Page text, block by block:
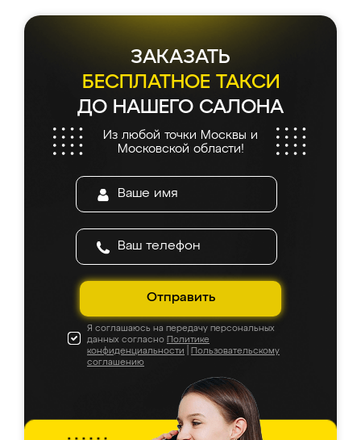
ЗАКАЗАТЬ
БЕСПЛАТНОЕ ТАКСИ
ДО НАШЕГО САЛОНА
Из любой точки Москвы и
Московской области!
Отправить
Я соглашаюсь на передачу персональных
данных согласно Политике
конфиденциальности
Пользовательскому
соглашению